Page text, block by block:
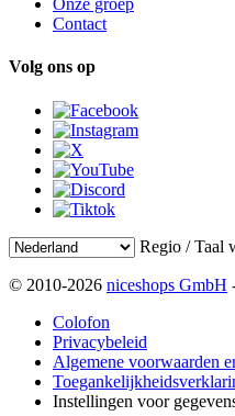
Onze groep
Contact
Volg ons op
Regio / Taal
© 2010-2026 niceshops GmbH
Colofon
Privacybeleid
Algemene voorwaarden
Instellingen voor